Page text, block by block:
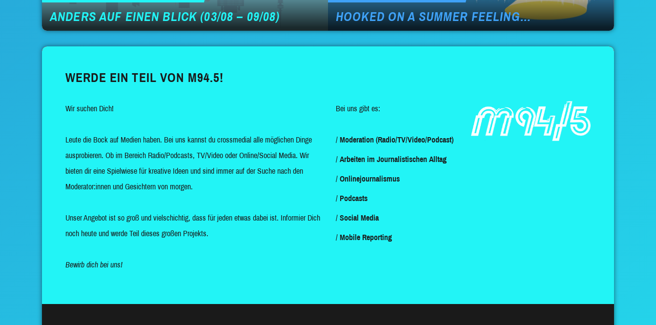
ANDERS AUF EINEN BLICK (03/08 – 09/08) HOOKED ON A SUMMER FEELING…
WERDE EIN TEIL VON M94.5!
Wir suchen Dich!
Leute die Bock auf Medien haben. Bei uns kannst du crossmedial alle möglichen Dinge
ausprobieren. Ob im Bereich Radio/Podcasts, TV/Video oder Online/Social Media. Wir
bieten dir eine Spielwiese für kreative Ideen und sind immer auf der Suche nach den
Moderator:innen und Gesichtern von morgen.
Unser Angebot ist so groß und vielschichtig, dass für jeden etwas dabei ist. Informier Dich
noch heute und werde Teil dieses großen Projekts.
Bewirb dich bei uns!
Bei uns gibt es:
Moderation (Radio/TV/Video/Podcast)
Arbeiten im Journalistischen Alltag
Onlinejournalismus
Podcasts
Social Media
Mobile Reporting